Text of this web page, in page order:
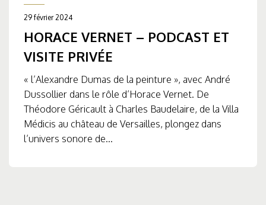
29 février 2024
HORACE VERNET – PODCAST ET
VISITE PRIVÉE
« l’Alexandre Dumas de la peinture », avec André
Dussollier dans le rôle d’Horace Vernet. De
Théodore Géricault à Charles Baudelaire, de la Villa
Médicis au château de Versailles, plongez dans
l’univers sonore de...